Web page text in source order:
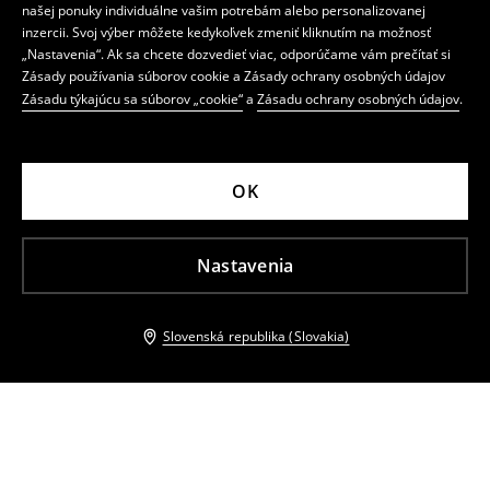
našej ponuky individuálne vašim potrebám alebo personalizovanej
inzercii. Svoj výber môžete kedykoľvek zmeniť kliknutím na možnosť
„Nastavenia“. Ak sa chcete dozvedieť viac, odporúčame vám prečítať si
Zásady používania súborov cookie a Zásady ochrany osobných údajov
Zásadu týkajúcu sa súborov „cookie“a Zásadu ochrany osobných údajov.
Nastavenia
OK
Slovenská republika (Slovakia)